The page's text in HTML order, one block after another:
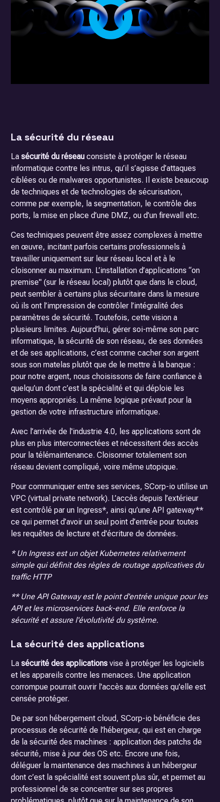
La sécurité du réseau
Lasécurité du réseau consiste à protéger le réseau
informatique contre les intrus, qu’il s’agisse d’attaques
ciblées ou de malwares opportunistes. Il existe beaucoup
de techniques et de technologies de sécurisation,
comme par exemple, la segmentation, le contrôle des
ports, la mise en place d’une DMZ, ou d’un firewall etc.
Ces techniques peuvent être assez complexes à mettre
en œuvre, incitant parfois certains professionnels à
travailler uniquement sur leur réseau local et à le
cloisonner au maximum. L’installation d’applications “on
premise" (sur le réseau local) plutôt que dans le cloud,
peut sembler à certains plus sécuritaire dans la mesure
où ils ont l’impression de contrôler l’intégralité des
paramètres de sécurité. Toutefois, cette vision a
plusieurs limites. Aujourd’hui, gérer soi-même son parc
informatique, la sécurité de son réseau, de ses données
et de ses applications, c’est comme cacher son argent
sous son matelas plutôt que de le mettre à la banque :
pour notre argent, nous choisissons de faire confiance à
quelqu’un dont c’est la spécialité et qui déploie les
moyens appropriés. La même logique prévaut pour la
gestion de votre infrastructure informatique.
Avec l’arrivée de l'industrie 4.0, les applications sont de
plus en plus interconnectées et nécessitent des accès
pour la télémaintenance. Cloisonner totalement son
réseau devient compliqué, voire même utopique.
Pour communiquer entre ses services, SCorp-io utilise un
VPC (virtual private network). L’accès depuis l’extérieur
est contrôlé par un Ingress*, ainsi qu’une API gateway**
ce qui permet d’avoir un seul point d’entrée pour toutes
les requêtes de lecture et d'écriture de données.
* Un Ingress est un objet Kubernetes relativement
simple qui définit des règles de routage applicatives du
traffic HTTP
** Une API Gateway est le point d'entrée unique pour les
API et les microservices back-end. Elle renforce la
sécurité et assure l'évolutivité du système.
La sécurité des applications
Lasécurité des applications vise à protéger les logiciels
et les appareils contre les menaces. Une application
corrompue pourrait ouvrir l'accès aux données qu'elle est
censée protéger.
De par son hébergement cloud, SCorp-io bénéficie des
processus de sécurité de l’hébergeur, qui est en charge
de la sécurité des machines : application des patchs de
sécurité, mise à jour des OS etc. Encore une fois,
déléguer la maintenance des machines à un hébergeur
dont c’est la spécialité est souvent plus sûr, et permet au
professionnel de se concentrer sur ses propres